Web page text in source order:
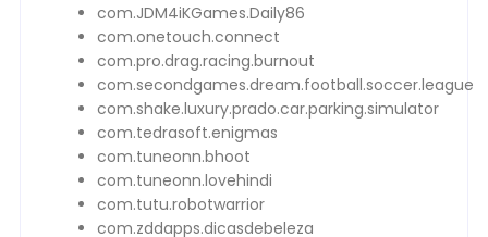
com.JDM4iKGames.Daily86
com.onetouch.connect
com.pro.drag.racing.burnout
com.secondgames.dream.football.soccer.league
com.shake.luxury.prado.car.parking.simulator
com.tedrasoft.enigmas
com.tuneonn.bhoot
com.tuneonn.lovehindi
com.tutu.robotwarrior
com.zddapps.dicasdebeleza